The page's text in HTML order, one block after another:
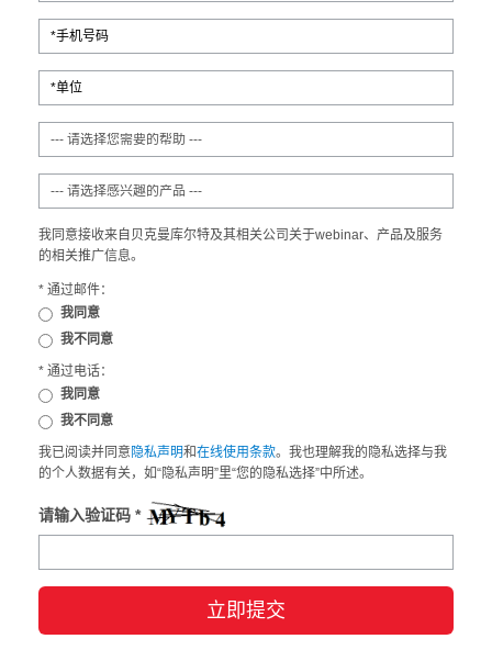
我同意接收来自贝克曼库尔特及其相关公司关于webinar、产品及服务
的相关推广信息。
* 通过邮件：
我同意
我不同意
* 通过电话：
我同意
我不同意
我已阅读并同意隐私声明和在线使用条款。我也理解我的隐私选择与我
的个人数据有关，如“隐私声明”里“您的隐私选择”中所述。
请输入验证码 *